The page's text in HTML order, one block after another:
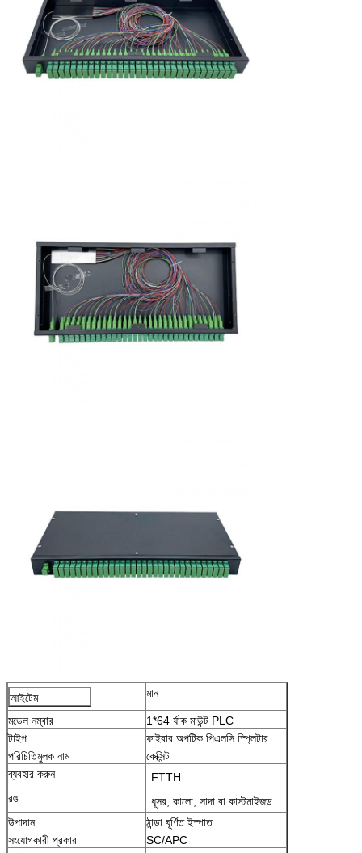
আইটেম মান
মডেল নম্বার
1*64 র্যাক মাউন্ট PLC
টাইপ
ফাইবার অপটিক পিএলসি স্প্লিটার
পরিচিতিমুলক নাম
কেক্সিন্ট
ব্যবহার করুন
FTTH
রঙ
ধূসর, কালো, সাদা বা কাস্টমাইজড
উপাদান
ঠান্ডা ঘূর্ণিত ইস্পাত
সংযোগকারী প্রকার
SC/APC